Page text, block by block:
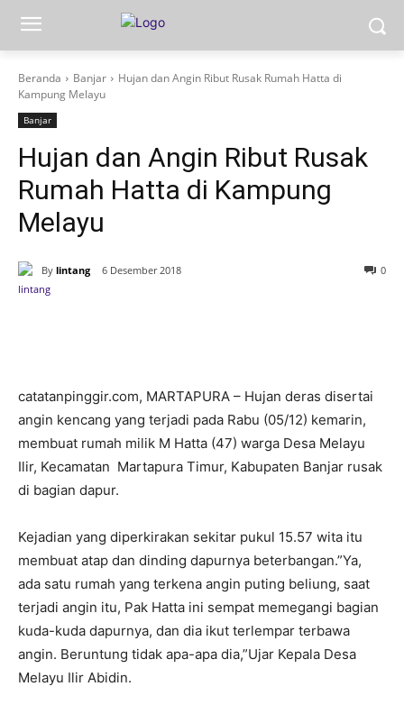
Beranda Banjar
Hujan dan Angin Ribut Rusak Rumah Hatta di
Kampung Melayu
Banjar
Hujan dan Angin Ribut Rusak
Rumah Hatta di Kampung
Melayu
By lintang 6 Desember 2018 0
catatanpinggir.com, MARTAPURA – Hujan deras disertai
angin kencang yang terjadi pada Rabu (05/12) kemarin,
membuat rumah milik M Hatta (47) warga Desa Melayu
Ilir, Kecamatan Martapura Timur, Kabupaten Banjar rusak
di bagian dapur.
Kejadian yang diperkirakan sekitar pukul 15.57 wita itu
membuat atap dan dinding dapurnya beterbangan.”Ya,
ada satu rumah yang terkena angin puting beliung, saat
terjadi angin itu, Pak Hatta ini sempat memegangi bagian
kuda-kuda dapurnya, dan dia ikut terlempar terbawa
angin. Beruntung tidak apa-apa dia,”Ujar Kepala Desa
Melayu Ilir Abidin.